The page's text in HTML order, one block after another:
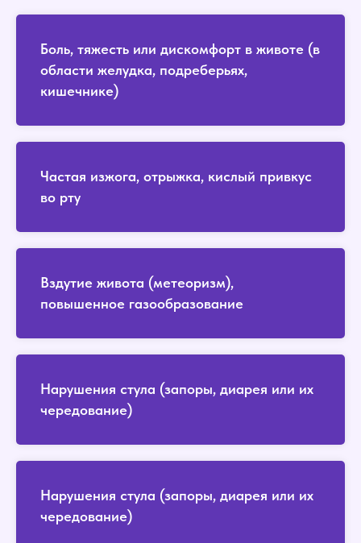
Боль, тяжесть или дискомфорт в животе (в
области желудка, подреберьях,
кишечнике)
Частая изжога, отрыжка, кислый привкус
во рту
Вздутие живота (метеоризм),
повышенное газообразование
Нарушения стула (запоры, диарея или их
чередование)
Нарушения стула (запоры, диарея или их
чередование)